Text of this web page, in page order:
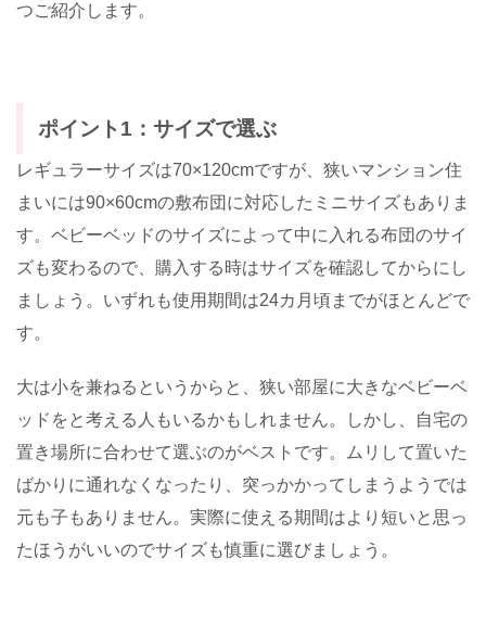
つご紹介します。
ポイント1：サイズで選ぶ
レギュラーサイズは70×120cmですが、狭いマンション住
まいには90×60cmの敷布団に対応したミニサイズもありま
す。ベビーベッドのサイズによって中に入れる布団のサイ
ズも変わるので、購入する時はサイズを確認してからにし
ましょう。いずれも使用期間は24カ月頃までがほとんどで
す。
大は小を兼ねるというからと、狭い部屋に大きなベビーベ
ッドをと考える人もいるかもしれません。しかし、自宅の
置き場所に合わせて選ぶのがベストです。ムリして置いた
ばかりに通れなくなったり、突っかかってしまうようでは
元も子もありません。実際に使える期間はより短いと思っ
たほうがいいのでサイズも慎重に選びましょう。